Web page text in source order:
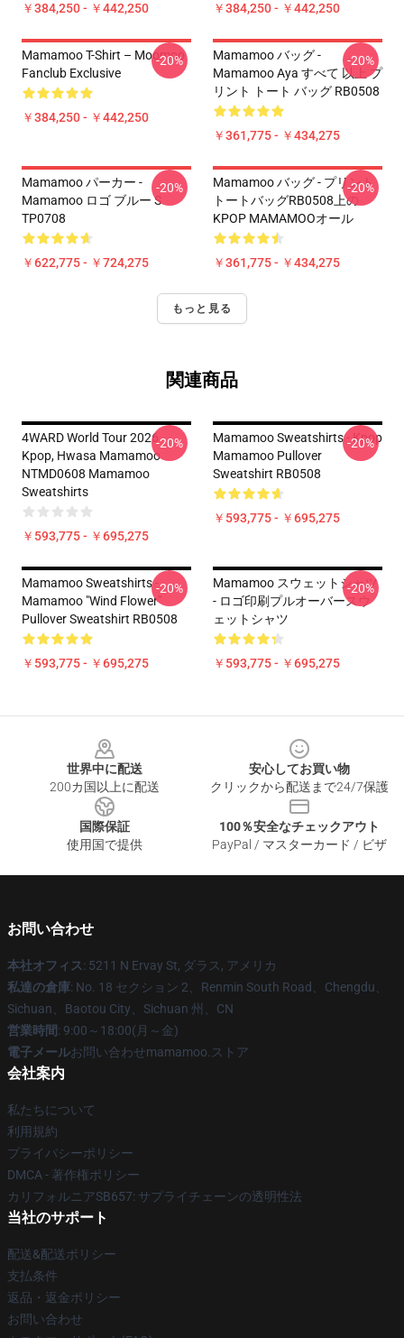
￥384,250 - ￥442,250 ￥384,250 - ￥442,250
Mamamoo T-Shirt – Moomoo
Fanclub Exclusive
￥384,250 - ￥442,250
-20%
Mamamoo バッグ -
Mamamoo Aya すべて 以上 プ
リント トート バッグ RB0508
￥361,775 - ￥434,275
-20%
Mamamoo パーカー -
Mamamoo ロゴ ブルー S
TP0708
￥622,775 - ￥724,275
-20%
Mamamoo バッグ - プリント
トートバッグRB0508上の
KPOP MAMAMOOオール
￥361,775 - ￥434,275
-20%
もっと見る
関連商品
4WARD World Tour 2026
Kpop, Hwasa Mamamoo
NTMD0608 Mamamoo
Sweatshirts
￥593,775 - ￥695,275
-20%
Mamamoo Sweatshirts - Kpop
Mamamoo Pullover
Sweatshirt RB0508
￥593,775 - ￥695,275
-20%
Mamamoo Sweatshirts -
Mamamoo "Wind Flower"
Pullover Sweatshirt RB0508
￥593,775 - ￥695,275
-20%
Mamamoo スウェットシャツ
- ロゴ印刷プルオーバースウ
ェットシャツ
￥593,775 - ￥695,275
-20%
世界中に配送
200カ国以上に配送
安心してお買い物
クリックから配送まで24/7保護
国際保証
使用国で提供
100％安全なチェックアウト
PayPal / マスターカード / ビザ
お問い合わせ
本社オフィス: 5211 N Ervay St, ダラス, アメリカ
私達の倉庫: No. 18 セクション 2、Renmin South Road、Chengdu、
Sichuan、Baotou City、Sichuan 州、CN
営業時間: 9:00～18:00(月～金)
電子メールお問い合わせmamamoo.ストア
会社案内
私たちについて
利用規約
プライバシーポリシー
DMCA - 著作権ポリシー
カリフォルニアSB657: サプライチェーンの透明性法
当社のサポート
配送&配送ポリシー
支払条件
返品・返金ポリシー
お問い合わせ